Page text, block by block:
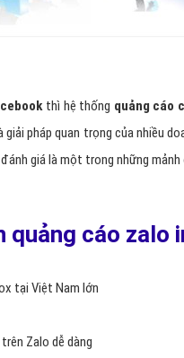
thì hệ thống quảng cáo
pháp quan trọng của nhiều
giá là một trong những
quảng cáo zalo
tại Việt Nam lớn
Zalo dễ dàng